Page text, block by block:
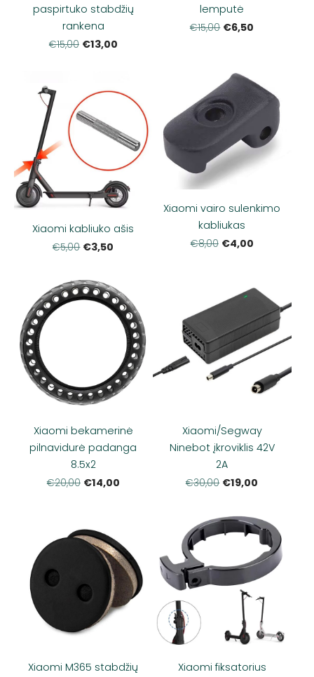
paspirtuko stabdžių
rankena
€15,00 €13,00
lemputė
€15,00 €6,50
Xiaomi kabliuko ašis
€5,00 €3,50
Xiaomi vairo sulenkimo
kabliukas
€8,00 €4,00
Xiaomi bekamerinė
pilnavidurė padanga
8.5x2
€20,00 €14,00
Xiaomi/Segway
Ninebot įkroviklis 42V
2A
€30,00 €19,00
Xiaomi M365 stabdžių
Xiaomi fiksatorius